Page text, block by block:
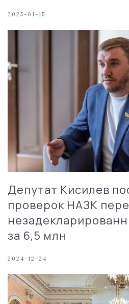
2025-01-15
Депутат Кисилев
проверок НАЗК
за 6,5 млн
2024-12-24